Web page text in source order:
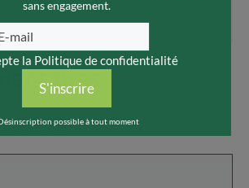
sans engagement.
la Politique de confidentialité
S'inscrire
possible à tout moment